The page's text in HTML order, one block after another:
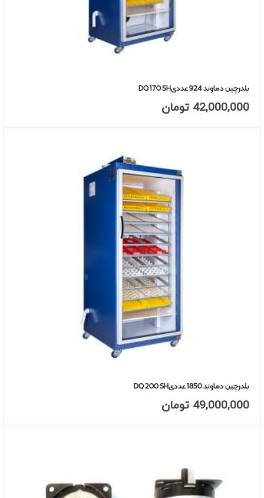
بلدرچین دماوند 924 عددیDQ 170 SH
42,000,000 تومان
بلدرچین دماوند 1850 عددیDQ 200 SH
49,000,000 تومان